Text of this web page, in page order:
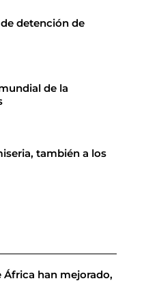
detención de
de la
también a los
África han mejorado,